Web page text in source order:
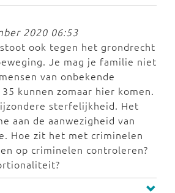
2020 06:53
ook tegen het grondrecht
Je mag je familie niet
van onbekende
kunnen zomaar hier komen.
sterfelijkheid. Het
aan de aanwezigheid van
Hoe zit het met criminelen
op criminelen controleren?